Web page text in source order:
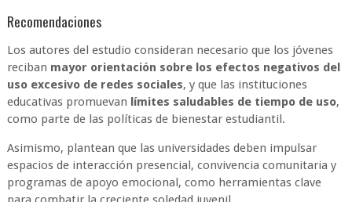
Recomendaciones
Los autores del estudio consideran necesario que los jóvenes
reciban mayor orientación sobre los efectos negativos del
uso excesivo de redes sociales, y que las instituciones
educativas promuevan límites saludables de tiempo de uso,
como parte de las políticas de bienestar estudiantil.
Asimismo, plantean que las universidades deben impulsar
espacios de interacción presencial, convivencia comunitaria y
programas de apoyo emocional, como herramientas clave